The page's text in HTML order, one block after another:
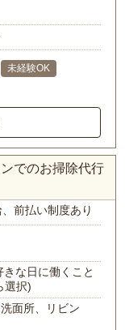
未経験OK
でのお掃除代行
、前払い制度あり
な日に働くこと
選択)
面所、リビン